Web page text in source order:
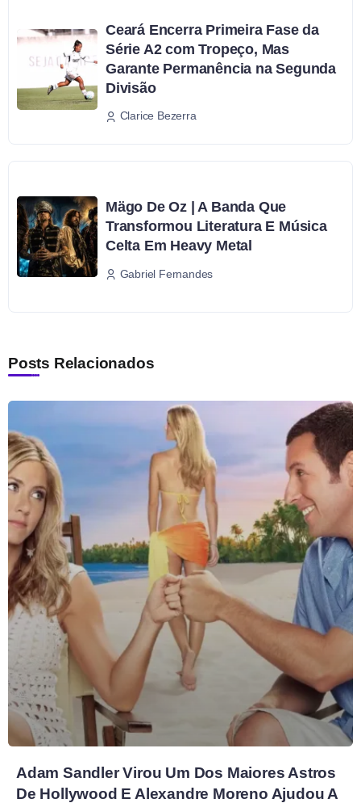
Ceará Encerra Primeira Fase da
Série A2 com Tropeço, Mas
Garante Permanência na Segunda
Divisão
Clarice Bezerra
Mägo De Oz | A Banda Que
Transformou Literatura E Música
Celta Em Heavy Metal
Gabriel Fernandes
Posts Relacionados
Adam Sandler Virou Um Dos Maiores Astros
De Hollywood E Alexandre Moreno Ajudou A